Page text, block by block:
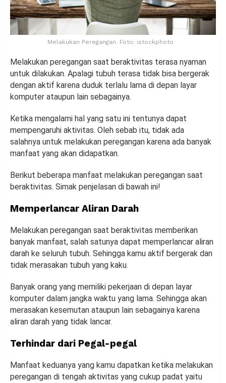
Melakukan Peregangan. Foto: istockphoto
Melakukan peregangan saat beraktivitas terasa nyaman
untuk dilakukan. Apalagi tubuh terasa tidak bisa bergerak
dengan aktif karena duduk terlalu lama di depan layar
komputer ataupun lain sebagainya.
Ketika mengalami hal yang satu ini tentunya dapat
mempengaruhi aktivitas. Oleh sebab itu, tidak ada
salahnya untuk melakukan peregangan karena ada banyak
manfaat yang akan didapatkan.
Berikut beberapa manfaat melakukan peregangan saat
beraktivitas. Simak penjelasan di bawah ini!
Memperlancar Aliran Darah
Melakukan peregangan saat beraktivitas memberikan
banyak manfaat, salah satunya dapat memperlancar aliran
darah ke seluruh tubuh. Sehingga kamu aktif bergerak dan
tidak merasakan tubuh yang kaku.
Banyak orang yang memiliki pekerjaan di depan layar
komputer dalam jangka waktu yang lama. Sehingga akan
merasakan kesemutan ataupun lain sebagainya karena
aliran darah yang tidak lancar.
Terhindar dari Pegal-pegal
Manfaat keduanya yang kamu dapatkan ketika melakukan
peregangan di tengah aktivitas yang cukup padat yaitu